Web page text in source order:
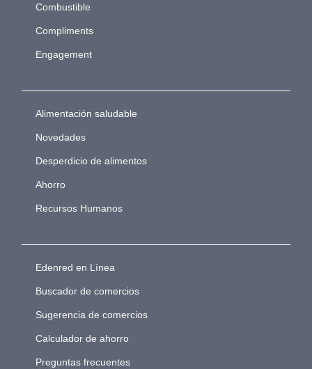
Combustible
Compliments
Engagement
Alimentación saludable
Novedades
Desperdicio de alimentos
Ahorro
Recursos Humanos
Edenred en Línea
Buscador de comercios
Sugerencia de comercios
Calculador de ahorro
Preguntas frecuentes